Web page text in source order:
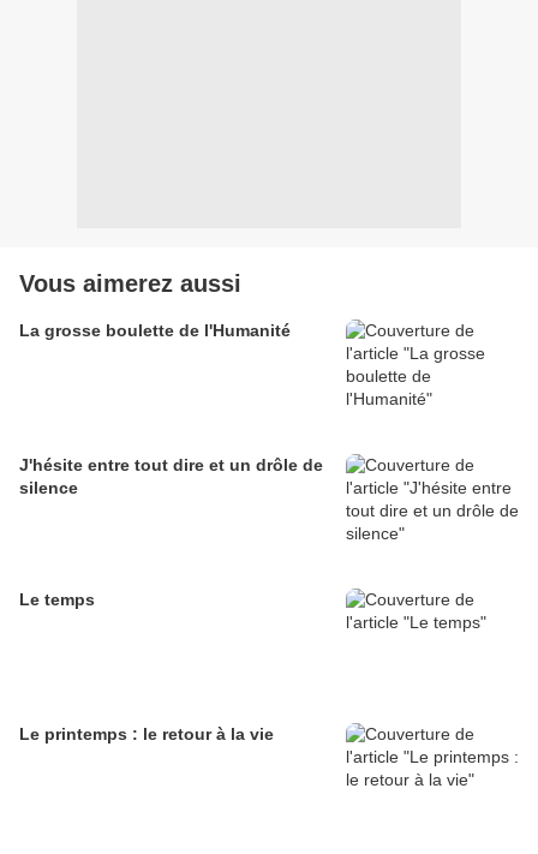
Vous aimerez aussi
La grosse boulette de l'Humanité
J'hésite entre tout dire et un drôle de
silence
Le temps
Le printemps : le retour à la vie